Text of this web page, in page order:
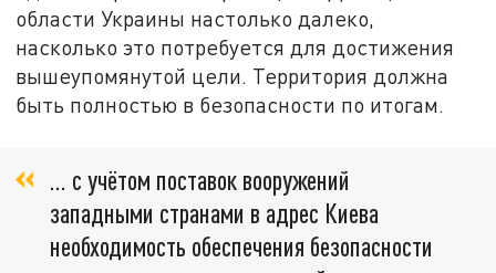
области Украины настолько далеко,
насколько это потребуется для достижения
вышеупомянутой цели. Территория должна
быть полностью в безопасности по итогам.
… с учётом поставок вооружений
западными странами в адрес Киева
необходимость обеспечения безопасности